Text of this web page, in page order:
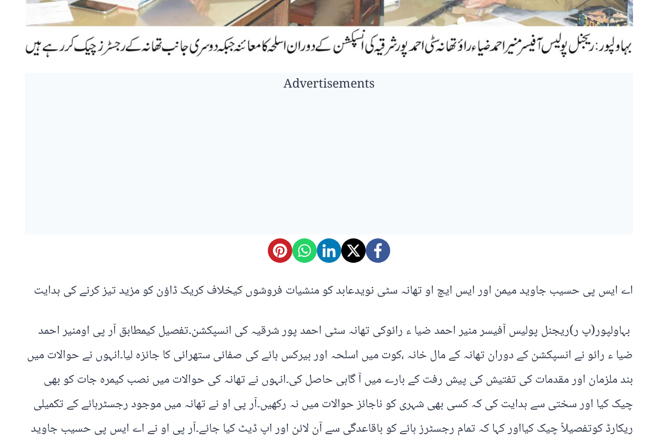
Advertisements
اے ایس پی حسیب جاوید میمن اور ایس ایچ او تھانہ سٹی نویدعابد کو منشیات فروشوں کیخلاف کریک ڈاؤن کو مزید تیز کرنے کی ہدایت
بہاولپور(پ ر)ریجنل پولیس آفیسر منیر احمد ضیا ء رائوکی تھانہ سٹی احمد پور شرقیہ کی انسپکشن۔تفصیل کیمطابق آر پی اومنیر احمد
ضیا ء رائو نے انسپکشن کے دوران تھانہ کے مال خانہ ،کوت میں اسلحہ اور بیرکس ہائے کی صفائی ستھرائی کا جائزہ لیا۔انہوں نے حوالات میں
بند ملزمان اور مقدمات کی تفتیش کی پیش رفت کے بارے میں آ گاہی حاصل کی۔انہوں نے تھانہ کی حوالات میں نصب کیمرہ جات کو بھی
چیک کیا اور سختی سے ہدایت کی کہ کسی بھی شہری کو ناجائز حوالات میں نہ رکھیں۔آر پی او نے تھانہ میں موجود رجسٹرہائے کے تکمیلی
ریکارڈ کوتفصیلاً چیک کیااور کہا کہ تمام رجسٹرز ہائے کو باقاعدگی سے آن لائن اور اپ ڈیٹ کیا جائے۔آر پی او نے اے ایس پی حسیب جاوید